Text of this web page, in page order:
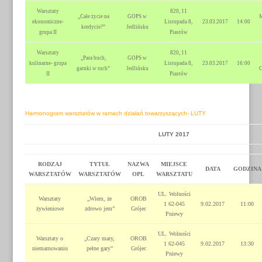
Warsztaty
ekonomiczne-
grupa II
„Całe życie na
kredycie?”
GOPS w
Jedlińsku
820, 11
Listopada 8,
Piastów
23.03.2017 14:00
Warsztaty
kulinarne- grupa
II
„Para buch,
garnki w ruch”
GOPS w
Jedlińsku
820, 11
Listopada 8,
Piastów
23.03.2017
16:00
Harmonogram warsztatów w ramach działań towarzyszących- LUTY
LUTY 2017
RODZAJ
WARSZTATÓW
TYTUŁ
WARSZTATÓW
NAZWA
OPL
MIEJSCE
WARSZTATU
DATA GODZINA
Warsztaty
żywieniowe
„Wiem, że
zdrowo jem”
OROB
Grójec
UL. Wolności
1 62-045
Pniewy
9.02.2017 11:00
Warsztaty o
niemarnowaniu
„Czary mary,
pełne gary”
OROB
Grójec
UL. Wolności
1 62-045
Pniewy
9.02.2017 13:30